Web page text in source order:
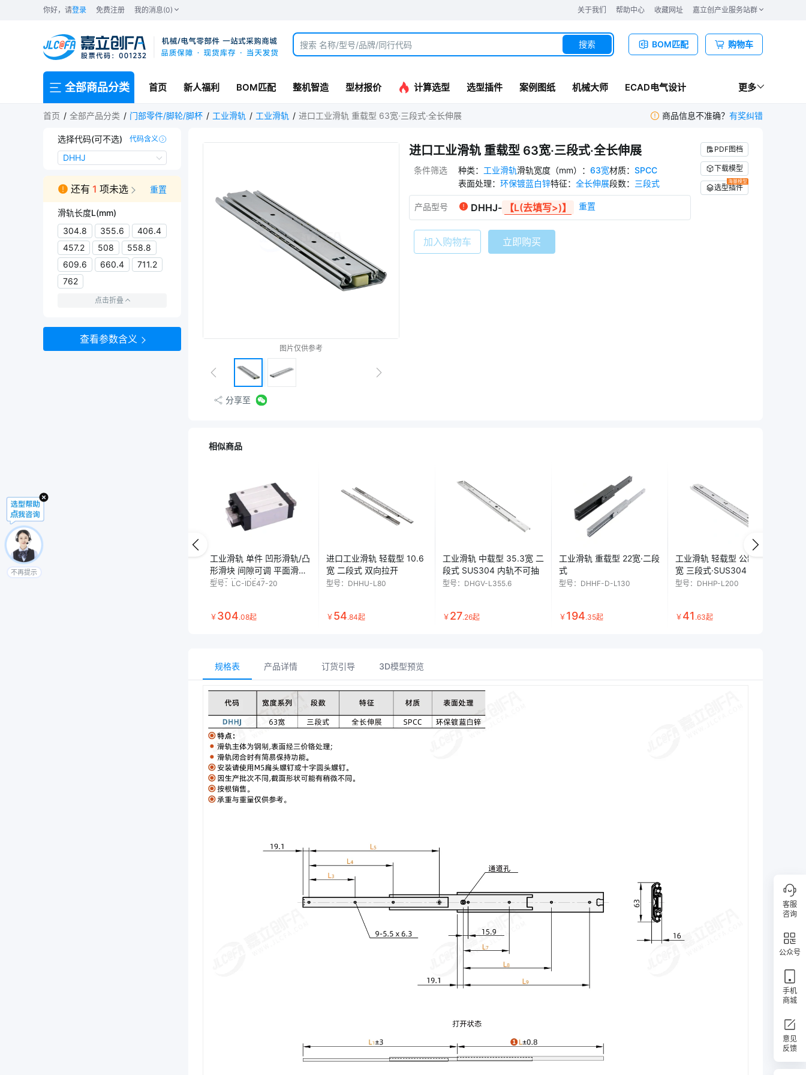
你好，请登录 免费注册 我的消息(0) 关于我们 帮助中心 收藏网址 嘉立创产业服务站群
BOM匹配 购物车
搜索
全部商品分类 首页 新人福利 BOM匹配 整机智造 型材报价 计算选型 选型插件 案例图纸 机械大师 ECAD电气设计 更多
首页 全部产品分类 门部零件/脚轮/脚杯 工业滑轨 工业滑轨 进口工业滑轨 重载型 63宽·三段式·全长伸展 商品信息不准确？ 有奖纠错
选择代码(可不选) 代码含义
DHHJ
DHHJ
还有 1 项未选 重置
滑轨长度L(mm)
304.8
355.6
406.4
457.2
508
558.8
609.6
660.4
711.2
762
点击折叠
查看参数含义
图片仅供参考
分享至
进口工业滑轨 重载型 63宽·三段式·全长伸展
条件筛选 种类： 工业滑轨滑轨宽度（mm） ： 63宽材质： SPCC
表面处理： 环保镀蓝白锌特征： 全长伸展段数： 三段式
产品型号 DHHJ- 【L(去填写>)】 重置
加入购物车 立即购买
PDF图档
下载模型
海量模型
选型插件
相似商品
工业滑轨 单件 凹形滑轨/凸
形滑块 间隙可调 平面滑动
膜 重载型 材质AlMgSi0.5
型号： LC-IDE47-20
￥ 304.08起
进口工业滑轨 轻载型 10.6
宽 二段式 双向拉开
型号： DHHU-L80
￥ 54.84起
工业滑轨 中载型 35.3宽 二
段式 SUS304 内轨不可抽
型号： DHGV-L355.6
￥ 27.26起
工业滑轨 重载型 22宽·二段
式
型号： DHHF-D-L130
￥ 194.35起
工业滑轨 轻载型 公制 35.8
宽 三段式·SUS304
型号： DHHP-L200
￥ 41 .63起
规格表 产品详情 订货引导 3D模型预览
不再提示
客服
咨询
公众号
手机
商城
意见
反馈